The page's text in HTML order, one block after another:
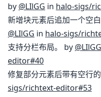
by @LIlGG in halo-sigs/
新增块元素后追加一个空
@LIlGG in halo-sigs/
支持分栏布局。 by @LIlGG
editor#40
修复部分元素后带有空行
sigs/richtext-editor#53